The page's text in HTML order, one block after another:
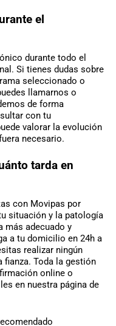
el
durante todo el
Si tienes dudas sobre
seleccionado o
llamarnos o
de forma
con tu
valorar la evolución
necesario.
tarda en
con Movipas por
situación y la patología
más adecuado y
a tu domicilio en 24h a
realizar ningún
fianza. Toda la gestión
online o
en nuestra página de